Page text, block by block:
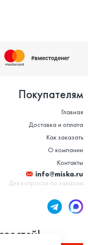
Покупателям
Главная
Доставка и оплата
Как заказать
О компании
Контакты
info@miska.ru
Для вопросов по заказам